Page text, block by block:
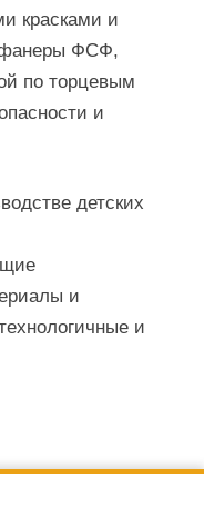
красками и
фанеры ФСФ,
по торцевым
и
детских
и
и